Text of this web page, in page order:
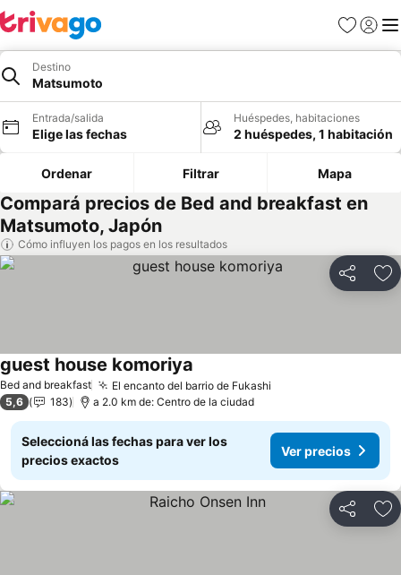
Favoritos
Iniciar
Destino
Matsumoto
Entrada/salida
Elige las fechas
Huéspedes, habitaciones
2 huéspedes, 1 habitación
Ordenar Filtrar Mapa
Compará precios de Bed and breakfast en
Matsumoto, Japón
Cómo influyen los pagos en los resultados
Compartir
Bed and breakfast El encanto del barrio de Fukashi
guest house komoriya
5,6 183 a 2.0 km de: Centro de la ciudad
Seleccioná las fechas para ver los
precios exactos
Ver precios
Compartir